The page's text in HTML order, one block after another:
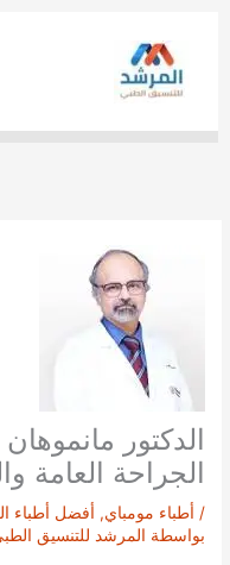
الدكتور
الجراحة العامة
/ أطباء مومباي, أفضل أطباء
بواسطة المرشد للتنسيق